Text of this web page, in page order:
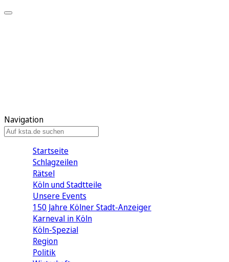
Navigation
Startseite
Schlagzeilen
Rätsel
Köln und Stadtteile
Unsere Events
150 Jahre Kölner Stadt-Anzeiger
Karneval in Köln
Köln-Spezial
Region
Politik